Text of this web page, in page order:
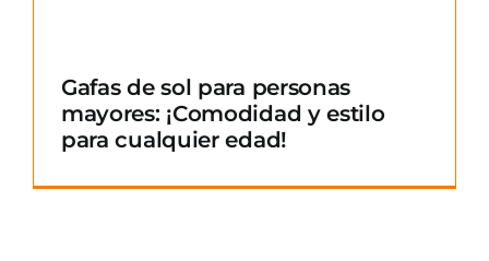
Gafas de sol para personas
mayores: ¡Comodidad y estilo
para cualquier edad!